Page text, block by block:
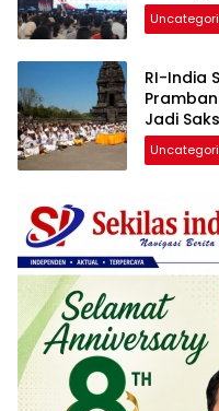
RI-India
Jadi